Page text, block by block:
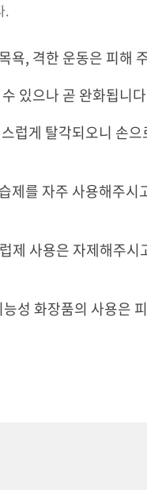
.
욕, 격한 운동은 피해
있으나 곧 완화됩니
럽게 탈각되오니 손
제를 자주 사용해주시
제 사용은 자제해주시
성 화장품의 사용은